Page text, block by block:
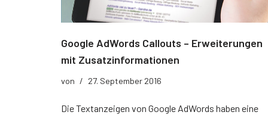
Teilnehmerbericht 1
Top Ten Tipps
Top Ten Tipps für Google Ads
Google AdWords Callouts – Erweiterungen
mit Zusatzinformationen
von 27. September 2016
Die Textanzeigen von Google AdWords haben eine